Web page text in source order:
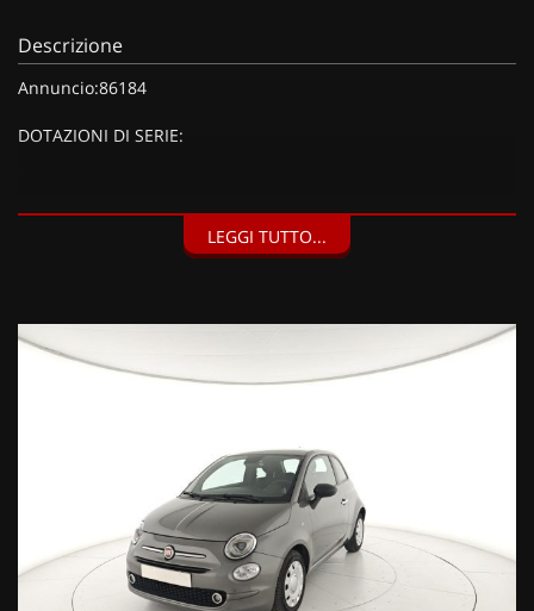
Descrizione
Annuncio:86184
DOTAZIONI DI SERIE:
Fari Fendinebbia, Sensori di parcheggio posteriori, Sedile
EUR), Grigio Pompei (600 EUR),
LEGGI TUTTO...